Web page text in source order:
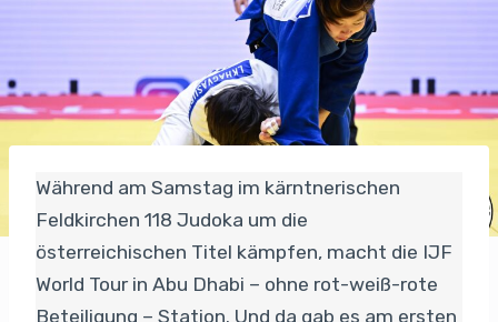
Während am Samstag im kärntnerischen
Feldkirchen 118 Judoka um die
österreichischen Titel kämpfen, macht die IJF
World Tour in Abu Dhabi – ohne rot-weiß-rote
Beteiligung – Station. Und da gab es am ersten